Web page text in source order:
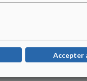
Accepter